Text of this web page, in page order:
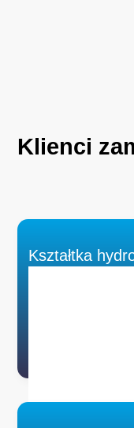
Klienci
Kształtka